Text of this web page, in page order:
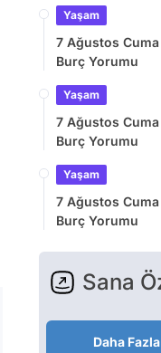
Yaşam
7 Ağustos Cuma
Burç Yorumu
Yaşam
7 Ağustos
Burç Yorumu
Yaşam
7 Ağustos
Burç Yorumu
Sana
Daha